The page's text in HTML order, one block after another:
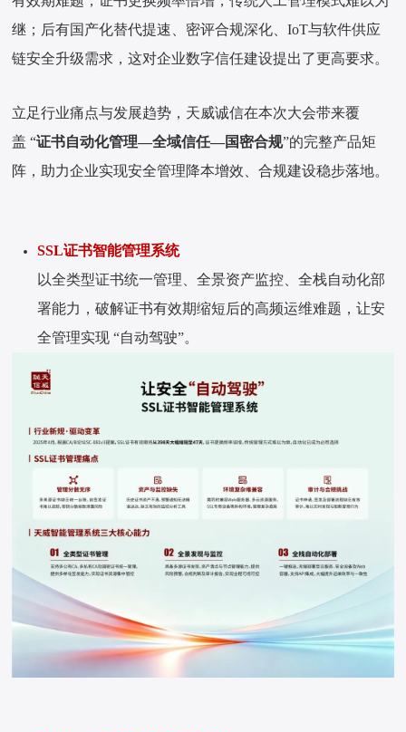
继；后有国产化替代提速、密评合规深化、IoT与软件供应
链安全升级需求，这对企业数字信任建设提出了更高要求。
立足行业痛点与发展趋势，天威诚信在本次大会带来覆
盖 “证书自动化管理—全域信任—国密合规”的完整产品矩
阵，助力企业实现安全管理降本增效、合规建设稳步落地。
SSL证书智能管理系统
以全类型证书统一管理、全景资产监控、全栈自动化部
署能力，破解证书有效期缩短后的高频运维难题，让安
全管理实现 “自动驾驶”。